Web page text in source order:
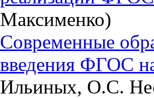
Максименко)
Современные
введения ФГОС
Ильиных, О.С.